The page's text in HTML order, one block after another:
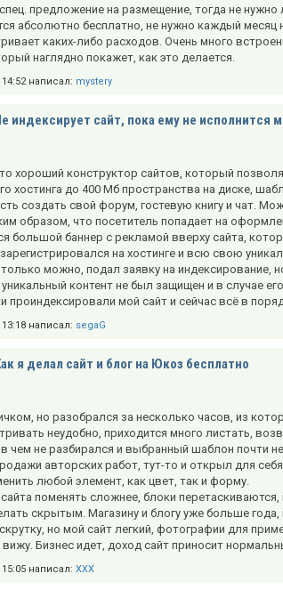
предложение на размещение, тогда не
абсолютно бесплатно, не нужно каждый месяц
каких-либо расходов. Очень много
наглядно покажет, как это делается.
14:52 написал: mystery
индексирует сайт, пока ему не исполнится
хороший конструктор сайтов, который
хостинга до 400 Мб пространства на диске,
создать свой форум, гостевую книгу и чат.
образом, что посетитель попадает на
большой баннер с рекламой вверху сайта,
зарегистрировался на хостинге и всю свою
только можно, подал заявку на индексирование,
контент не был защищен и в случае
проиндексировали мой сайт и сейчас всё в
13:18 написал: segaG
я делал сайт и блог на Юкоз бесплатно
но разобрался за несколько часов, из
неудобно, приходится много листать,
чем не разбирался и выбранный шаблон почти
авторских работ, тут-то и открыл для
любой элемент, как цвет, так и форму.
сайта поменять сложнее, блоки
скрытым. Магазину и блогу уже больше
но мой сайт легкий, фотографии для
Бизнес идет, доход сайт приносит
15:05 написал: XXX